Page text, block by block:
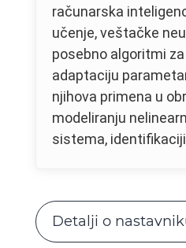
računarska
učenje, veštačke
posebno algoritmi
adaptaciju
njihova primena u
modeliranju
sistema,
Detalji o